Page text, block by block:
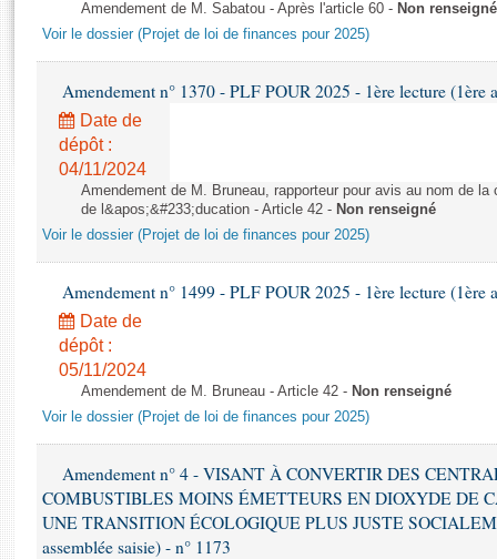
Rapports d'enquête
Rapports législatifs
Rapports sur l'application des lois
Baromètre de l’application des lois
Dossiers législatifs
Questions écrites et orales
Comptes rendus des débats
Anciennes législatures
Liens vers les sites publics
Amendement de M. Sabatou - Après l'article 60 - Non renseigné
Voir le dossier (Projet de loi de finances pour 2025)
Amendement n° 1370 - PLF POUR 2025 - 1ère lecture (1ère
Date de
dépôt :
04/11/2024
Amendement de M. Bruneau, rapporteur pour avis au nom de
de l&apos;&#233;ducation - Article 42 - Non renseigné
Voir le dossier (Projet de loi de finances pour 2025)
Amendement n° 1499 - PLF POUR 2025 - 1ère lecture (1ère
Date de
dépôt :
05/11/2024
Amendement de M. Bruneau - Article 42 - Non renseigné
Voir le dossier (Projet de loi de finances pour 2025)
Amendement n° 4 - VISANT À CONVERTIR DES
COMBUSTIBLES MOINS ÉMETTEURS EN DIOXYDE DE
UNE TRANSITION ÉCOLOGIQUE PLUS JUSTE
assemblée saisie) - n° 1173